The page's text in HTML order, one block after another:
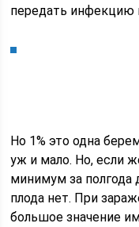
передать инфекцию
Но 1% это одна
уж и мало. Но, если
минимум за полгода
плода нет. При
большое значение